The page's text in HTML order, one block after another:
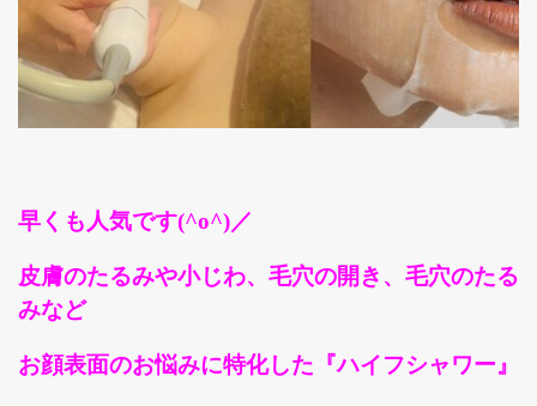
早くも人気です(^o^)／
皮膚のたるみや小じわ、毛穴の開き、毛穴のたる
みなど
お顔表面のお悩みに特化した『ハイフシャワー』